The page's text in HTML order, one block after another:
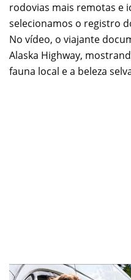
rodovias mais remotas e
selecionamos o registro
No vídeo, o viajante
Alaska Highway,
fauna local e a beleza